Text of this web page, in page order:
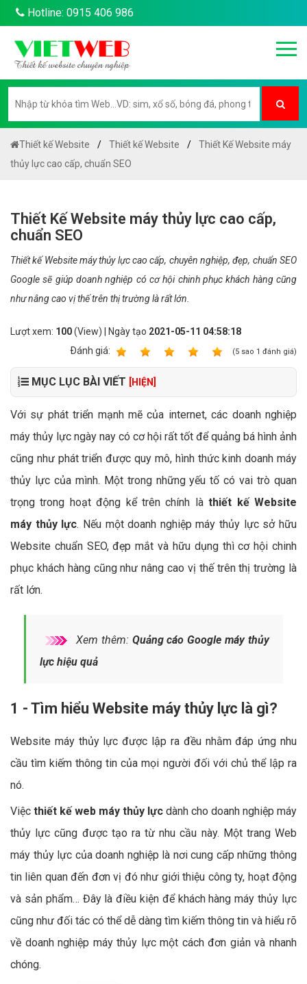
Hotline: 0915 406 986
Thiết kế Website Thiết kế Website
Thiết Kế Website máy
thủy lực cao cấp, chuẩn SEO
Thiết Kế Website máy thủy lực cao cấp,
chuẩn SEO
Thiết kế Website máy thủy lực cao cấp, chuyên nghiệp, đẹp, chuẩn SEO
Google sẽ giúp doanh nghiệp có cơ hội chinh phục khách hàng cũng
như nâng cao vị thế trên thị trường là rất lớn.
Lượt xem: 100(View) | Ngày tạo 2021-05-11 04:58:18
Ðánh giá:
(5 sao 1 đánh giá)
MỤC LỤC BÀI VIẾT [HIỆN]
Với sự phát triển mạnh mẽ của internet, các doanh nghiệp
máy thủy lực ngày nay có cơ hội rất tốt để quảng bá hình ảnh
cũng như phát triển được quy mô, hình thức kinh doanh máy
thủy lực của mình. Một trong những yếu tố có vai trò quan
trọng trong hoạt động kể trên chính làthiết kế Website
máy thủy lực. Nếu một doanh nghiệp máy thủy lực sở hữu
Website chuẩn SEO, đẹp mắt và hữu dụng thì cơ hội chinh
phục khách hàng cũng như nâng cao vị thế trên thị trường là
rất lớn.
Xem thêm: Quảng cáo Google máy thủy
lực hiệu quả
1 - Tìm hiểu Website máy thủy lực là gì?
Website máy thủy lực được lập ra đều nhằm đáp ứng nhu
cầu tìm kiếm thông tin của mọi người đối với chủ thể lập ra
nó.
Việc thiết kế web máy thủy lực dành cho doanh nghiệp máy
thủy lực cũng được tạo ra từ nhu cầu này. Một trang Web
máy thủy lực của doanh nghiệp là nơi cung cấp những thông
tin liên quan đến đơn vị đó như giới thiệu công ty, hoạt động
và sản phẩm… Đây là điều kiện để khách hàng máy thủy lực
cũng như đối tác có thể dễ dàng tìm kiếm thông tin và hiểu rõ
về doanh nghiệp máy thủy lực một cách đơn giản và nhanh
chóng.